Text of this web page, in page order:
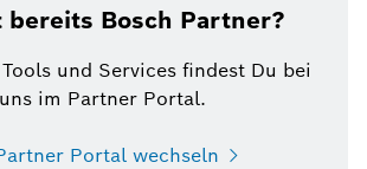
bereits Bosch Partner?
und Services findest Du bei
uns im Partner Portal.
Portal wechseln